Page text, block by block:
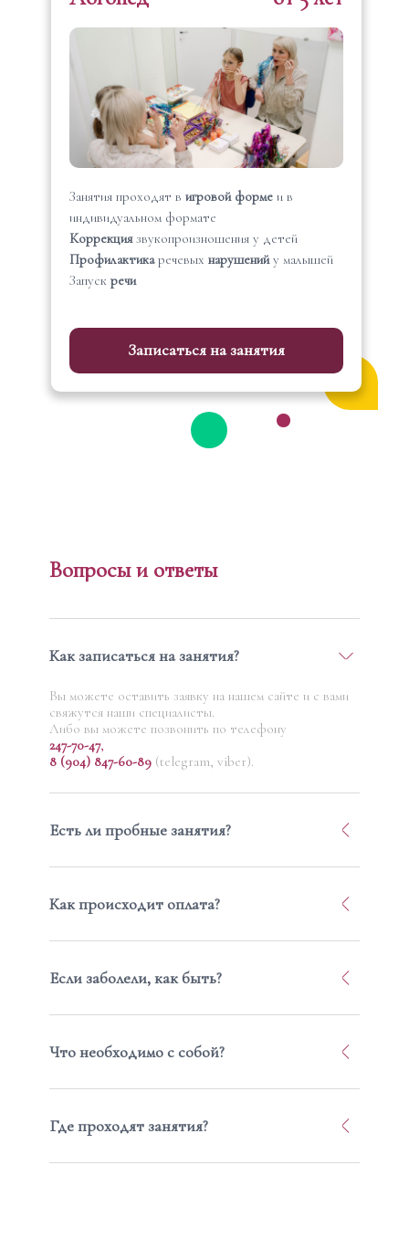
Занятия проходят в игровой форме и в
индивидуальном формате
Коррекциязвукопроизношения у детей
Профилактикаречевых нарушенийу малышей
Запускречи
Записаться на занятия
Вопросы и ответы
Как записаться на занятия?
Вы можете оставить заявку на нашем сайте и с вами
свяжутся наши специалисты.
Либо вы можете позвонить по телефону
247-70-47,
8 (904) 847-60-89 (telegram, viber).
Есть ли пробные занятия?
Как происходит оплата?
Если заболели, как быть?
Что необходимо с собой?
Где проходят занятия?